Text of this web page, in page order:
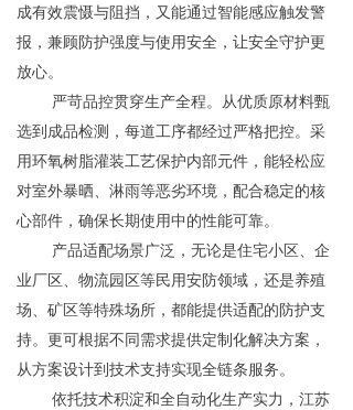
成有效震慑与阻挡，又能通过智能感应触发警
报，兼顾防护强度与使用安全，让安全守护更
放心。
严苛品控贯穿生产全程。从优质原材料甄
选到成品检测，每道工序都经过严格把控。采
用环氧树脂灌装工艺保护内部元件，能轻松应
对室外暴晒、淋雨等恶劣环境，配合稳定的核
心部件，确保长期使用中的性能可靠。
产品适配场景广泛，无论是住宅小区、企
业厂区、物流园区等民用安防领域，还是养殖
场、矿区等特殊场所，都能提供适配的防护支
持。更可根据不同需求提供定制化解决方案，
从方案设计到技术支持实现全链条服务。
依托技术积淀和全自动化生产实力，江苏